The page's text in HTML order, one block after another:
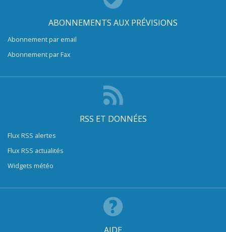
ABONNEMENTS AUX PRÉVISIONS
Abonnement par email
Abonnement par Fax
RSS ET DONNÉES
Flux RSS alertes
Flux RSS actualités
Widgets météo